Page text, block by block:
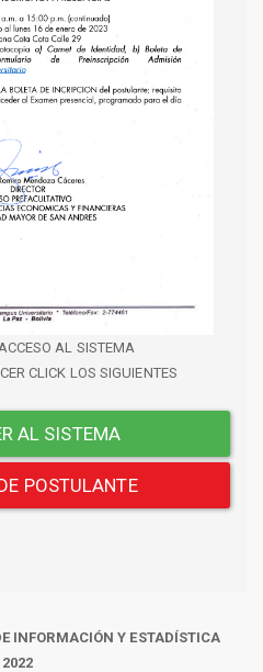
AL SISTEMA
CLICK LOS SIGUIENTES
AL SISTEMA
POSTULANTE
INFORMACIÓN Y ESTADÍSTICA
2022